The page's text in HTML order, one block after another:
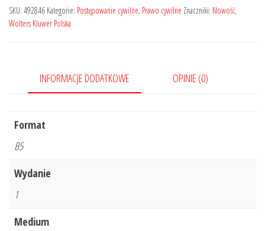
Procesowego
Cywilnego.
Postępowanie
nieprocesowe
3.
Postępowania
z
zakresu
spadkowego
i
SKU: 492846 Kategorie: Postępowanie cywilne, Prawo cywilne Znaczniki: Nowość,
Wolters Kluwer Polska
INFORMACJE DODATKOWE OPINIE (0)
Format
B5
Wydanie
1
Medium